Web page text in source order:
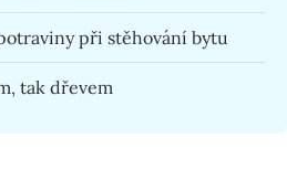
při stěhování bytu
tak dřevem